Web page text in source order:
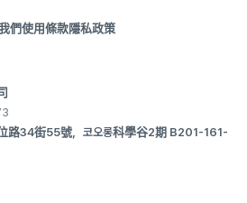
們使用條款隱私政策
路34街55號，코오롱科學谷2期 B201-161-